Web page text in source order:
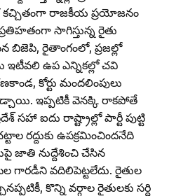
రాజకీయ ప్రయోజనం
సాగిస్తున్న రైతు
బిజెపి, రైతాంగంలో, ప్రజల్లో
ఇటీవలి ఉప ఎన్నికల్లో చవి
కోర్టు మందలింపులు
ఇప్పటికీ వెనక్కి రాకపోతే
సహా ఐదు రాష్ట్రాల్లో పార్టీ పుట్టి
రద్దుకు ఉపక్రమించిందనేది
జాతి నుద్దేశించి చేసిన
గారడీని వదిలిపెట్టలేదు. రైతుల
కొన్ని వర్గాల రైతులకు సర్ది